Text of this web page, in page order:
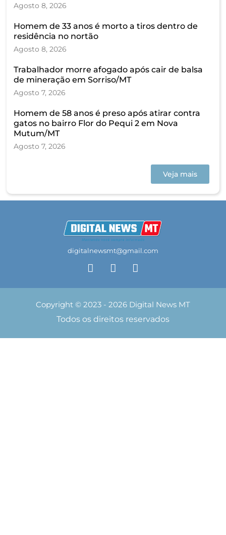
Agosto 8, 2026
Homem de 33 anos é morto a tiros dentro de
residência no nortão
Agosto 8, 2026
Trabalhador morre afogado após cair de balsa
de mineração em Sorriso/MT
Agosto 7, 2026
Homem de 58 anos é preso após atirar contra
gatos no bairro Flor do Pequi 2 em Nova
Mutum/MT
Agosto 7, 2026
Veja mais
digitalnewsmt@gmail.com
Copyright © 2023 - 2026 Digital News MT
Todos os direitos reservados